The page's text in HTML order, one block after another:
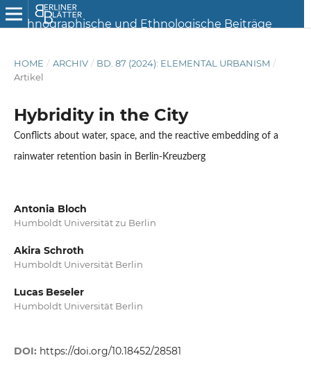
HOME / ARCHIV / BD. 87 (2024): ELEMENTAL URBANISM /
Artikel
Hybridity in the City
Conflicts about water, space, and the reactive embedding of a
rainwater retention basin in Berlin-Kreuzberg
Antonia Bloch
Humboldt Universität zu Berlin
Akira Schroth
Humboldt Universität Berlin
Lucas Beseler
Humboldt Universität Berlin
DOI: https://doi.org/10.18452/28581